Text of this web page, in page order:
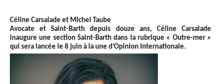
Céline Carsalade et Michel Taube
Avocate et Saint-Barth depuis douze ans, Céline Carsalade
inaugure une section Saint-Barth dans la rubrique « Outre-mer »
qui sera lancée le 8 juin à la une d’Opinion Internationale.